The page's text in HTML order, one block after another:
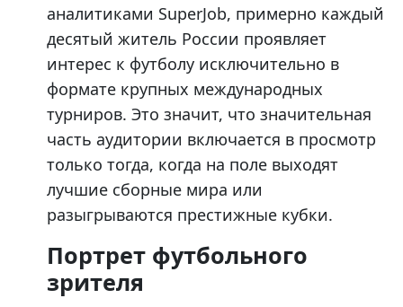
аналитиками SuperJob, примерно каждый
десятый житель России проявляет
интерес к футболу исключительно в
формате крупных международных
турниров. Это значит, что значительная
часть аудитории включается в просмотр
только тогда, когда на поле выходят
лучшие сборные мира или
разыгрываются престижные кубки.
Портрет футбольного
зрителя